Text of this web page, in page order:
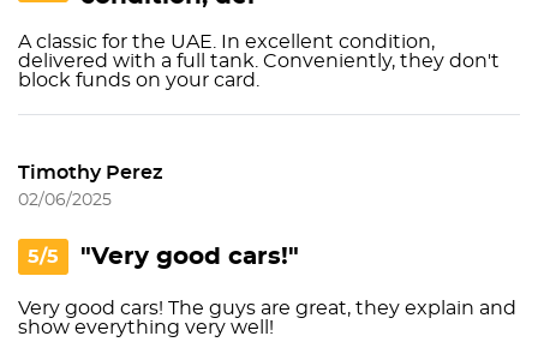
A classic for the UAE. In excellent condition,
delivered with a full tank. Conveniently, they don't
block funds on your card.
Timothy Perez
02/06/2025
5/5 "Very good cars!"
Very good cars! The guys are great, they explain and
show everything very well!